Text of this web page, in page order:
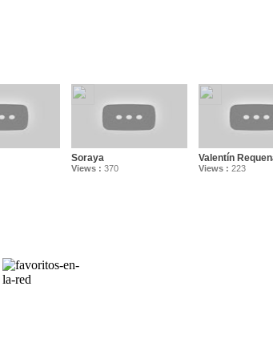
Soraya
Views : 370
Valentín
Views : 223